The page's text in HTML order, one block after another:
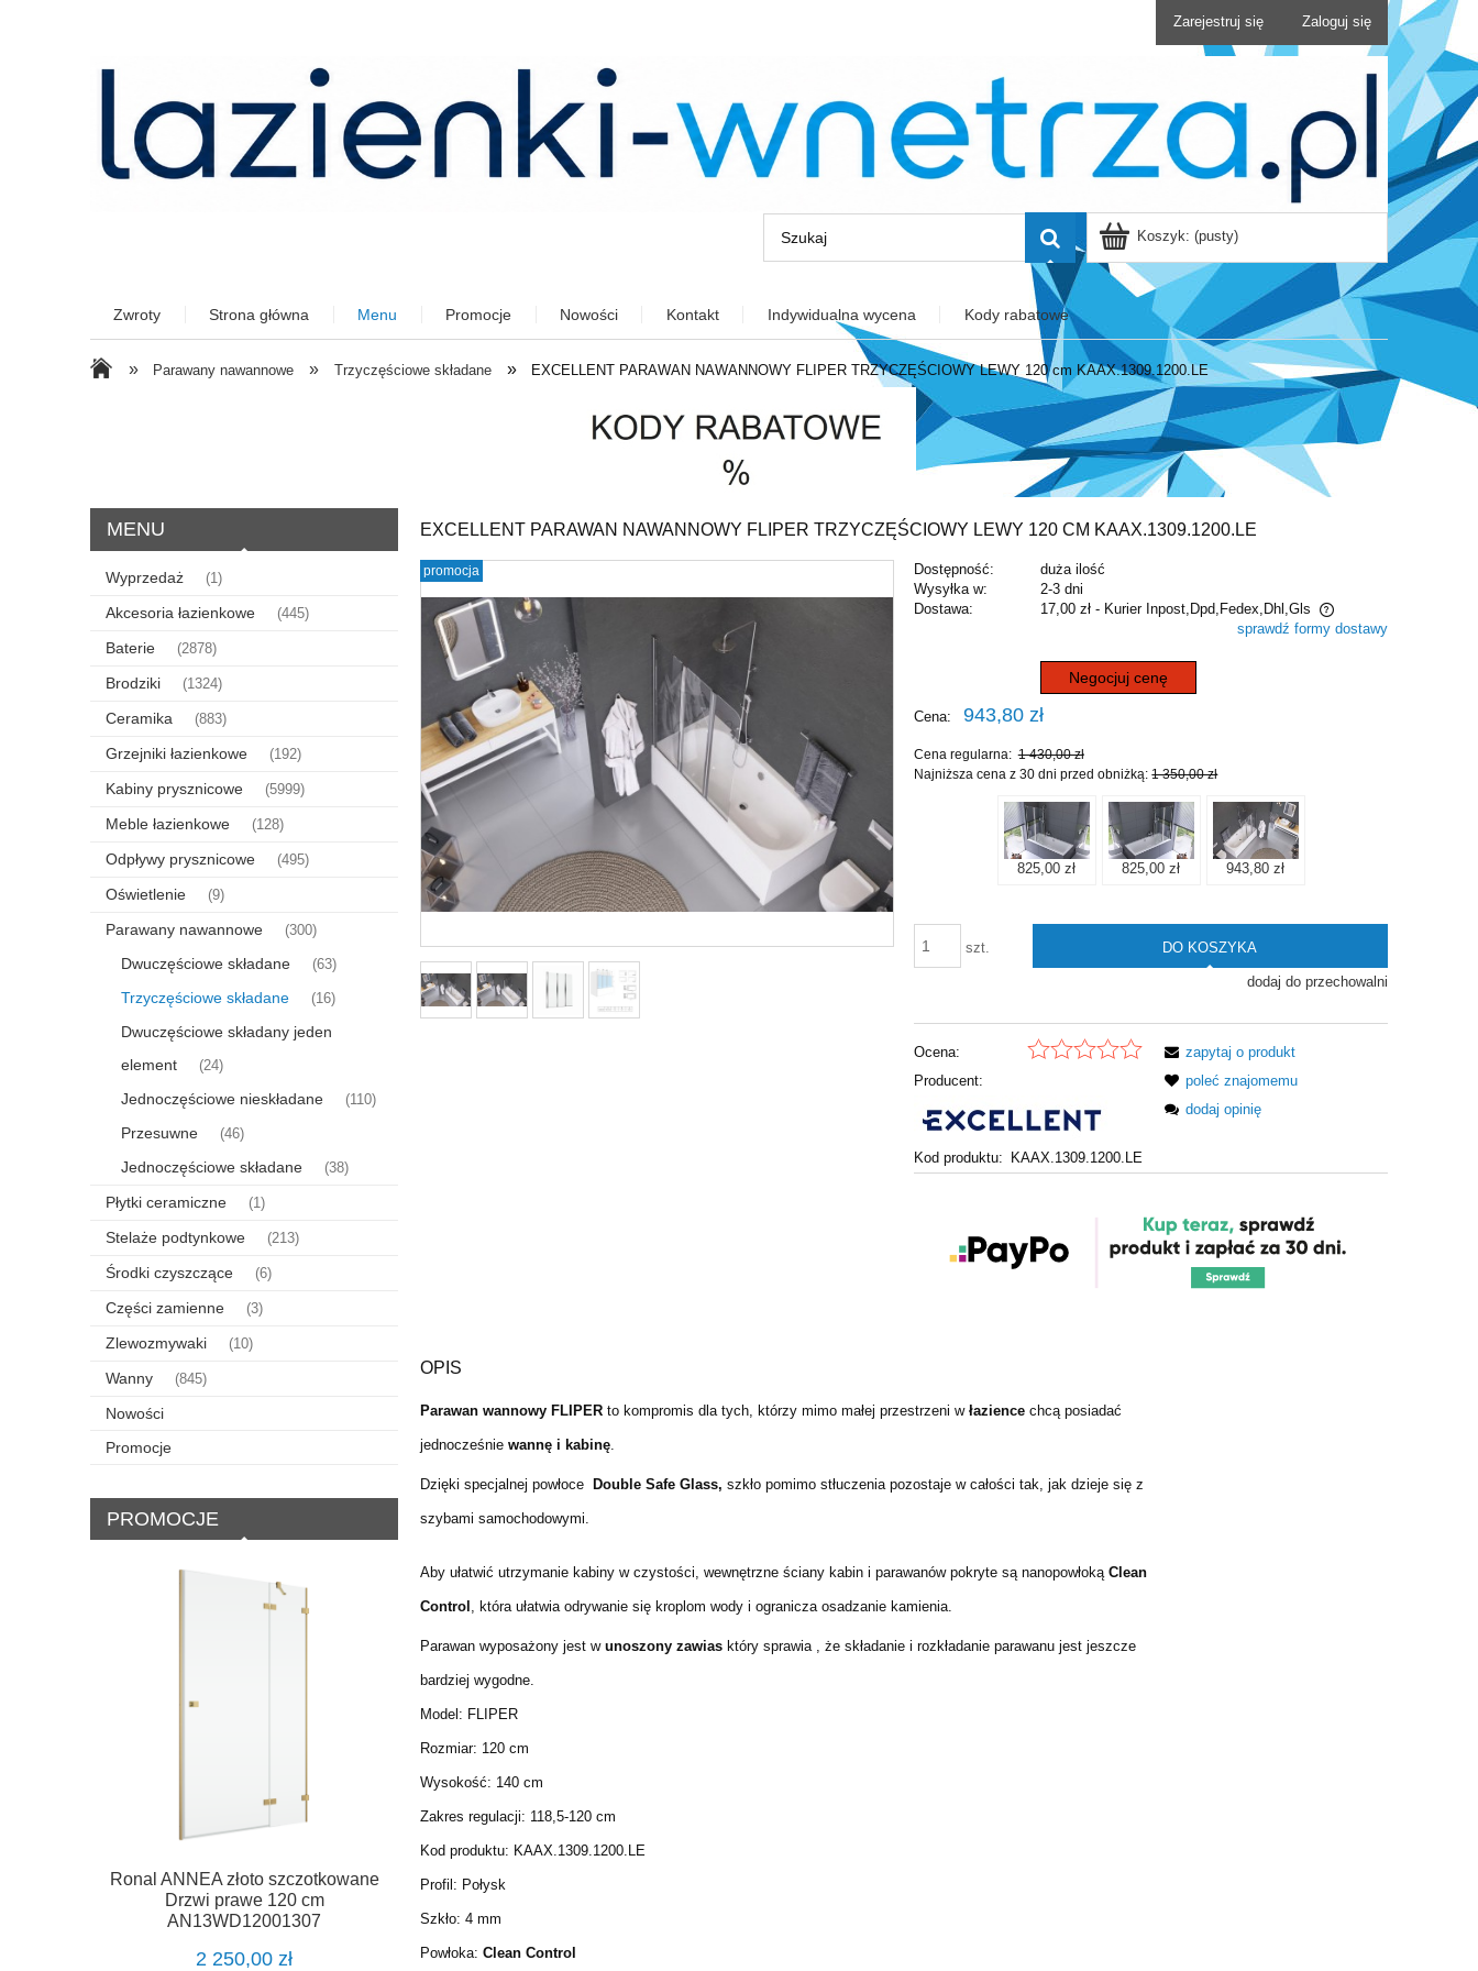
Zarejestruj się Zaloguj się
Koszyk: (pusty)
Zwroty Strona główna Menu Promocje Nowości Kontakt Indywidualna wycena Kody rabatowe
» Parawany nawannowe » Trzyczęściowe składane » EXCELLENT PARAWAN NAWANNOWY FLIPER TRZYCZĘŚCIOWY LEWY 120 cm KAAX.1309.1200.LE
MENU
Wyprzedaż (1)
Akcesoria łazienkowe (445)
Baterie (2878)
Brodziki (1324)
Ceramika (883)
Grzejniki łazienkowe (192)
Kabiny prysznicowe (5999)
Meble łazienkowe (128)
Odpływy prysznicowe (495)
Oświetlenie (9)
Parawany nawannowe (300)
Dwuczęściowe składane (63)
Trzyczęściowe składane (16)
Dwuczęściowe składany jeden
element
(24)
Jednoczęściowe nieskładane (110)
Przesuwne (46)
Jednoczęściowe składane (38)
Płytki ceramiczne (1)
Stelaże podtynkowe (213)
Środki czyszczące (6)
Części zamienne (3)
Zlewozmywaki (10)
Wanny (845)
Nowości
Promocje
PROMOCJE
Ronal ANNEA złoto szczotkowane
Drzwi prawe 120 cm
AN13WD12001307
2 250,00 zł
Ronal ANNEA złoto szczotkowane
ANT107001307
1 350,00 zł
EXCELLENT PARAWAN NAWANNOWY FLIPER TRZYCZĘŚCIOWY LEWY 120 CM KAAX.1309.1200.LE
promocja Dostępność:
duża ilość
Wysyłka w:
2-3 dni
Dostawa:
17,00 zł - Kurier Inpost,Dpd,Fedex,Dhl,Gls
Cena nie zawiera ewentualnych kosztów
płatności
sprawdź formy dostawy
Negocjuj cenę
Cena: 943,80 zł
Cena regularna: 1 430,00 zł
Najniższa cena z 30 dni przed obniżką:1 350,00 zł
825,00 zł 825,00 zł 943,80 zł
szt. DO KOSZYKA
dodaj do przechowalni
Ocena:
Producent:
Kod produktu: KAAX.1309.1200.LE
zapytaj o produkt
poleć znajomemu
dodaj opinię
OPIS
Parawan wannowy FLIPER to kompromis dla tych, którzy mimo małej przestrzeni w łazience chcą posiadać
jednocześnie wannę i kabinę.
Dzięki specjalnej powłoce Double Safe Glass, szkło pomimo stłuczenia pozostaje w całości tak, jak dzieje się z
szybami samochodowymi.
Aby ułatwić utrzymanie kabiny w czystości, wewnętrzne ściany kabin i parawanów pokryte są nanopowłoką Clean
Control , która ułatwia odrywanie się kroplom wody i ogranicza osadzanie kamienia.
Parawan wyposażony jest w unoszony zawias który sprawia , że składanie i rozkładanie parawanu jest jeszcze
bardziej wygodne.
Model: FLIPER
Rozmiar: 120 cm
Wysokość: 140 cm
Zakres regulacji: 118,5-120 cm
Kod produktu: KAAX.1309.1200.LE
Profil: Połysk
Szkło: 4 mm
Powłoka: Clean Control